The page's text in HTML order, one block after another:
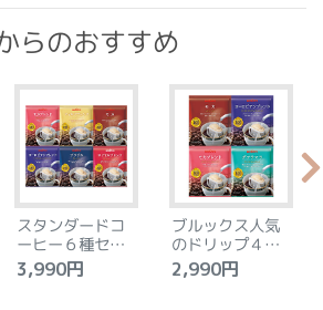
らのおすすめ
スタンダードコ
ーヒー６種セッ
ト
3,990円
ブルックス人気
のドリップ４種
セット
2,990円